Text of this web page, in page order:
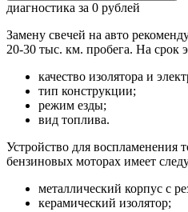
диагностика за 0 рублей
Замену свечей на авто
20-30 тыс. км. пробега. На срок
качество изолятора и
тип конструкции;
режим езды;
вид топлива.
Устройство для воспламенения
бензиновых моторах имеет
металлический корпус с
керамический изолятор;